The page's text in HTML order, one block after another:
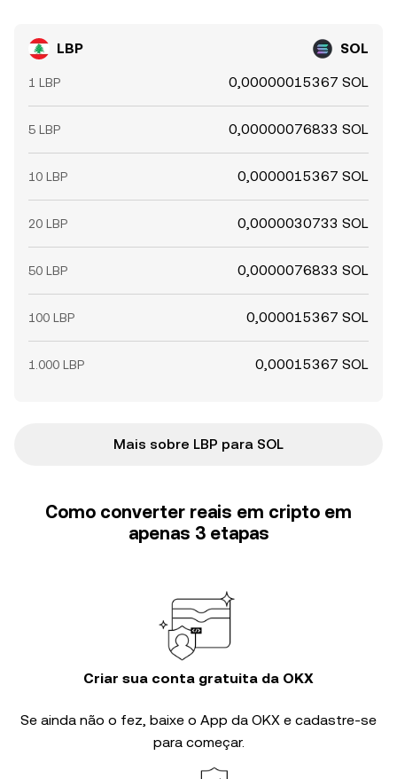
LBP SOL
1 LBP 0,00000015367 SOL
5 LBP 0,00000076833 SOL
10 LBP 0,0000015367 SOL
20 LBP 0,0000030733 SOL
50 LBP 0,0000076833 SOL
100 LBP 0,000015367 SOL
1.000 LBP 0,00015367 SOL
Mais sobre LBP para SOL
Como converter reais em cripto em
apenas 3 etapas
Criar sua conta gratuita da OKX
Se ainda não o fez, baixe o App da OKX e cadastre-se
para começar.